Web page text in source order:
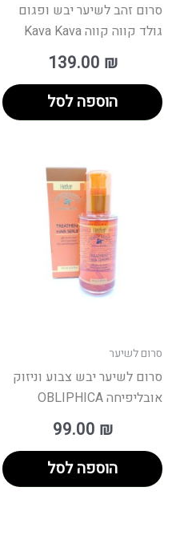
סרום זהב לשיער יבש ופגום
גולד קווה קווה Kava Kava
139.00 ₪
הוספה לסל
סרום לשיער
סרום לשיער יבש צבוע וניזוק
אובליפיחה OBLIPHICA
99.00 ₪
הוספה לסל